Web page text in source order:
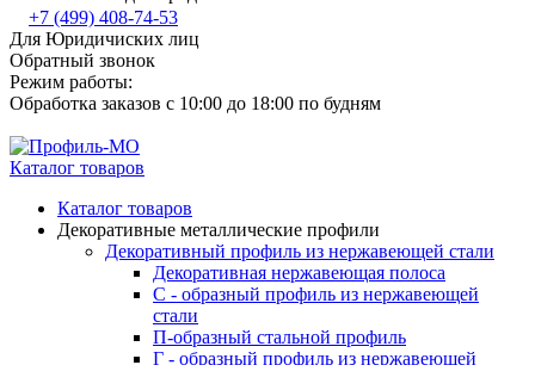
+7 (499) 408-74-53
Для Юридичиских лиц
Обратный звонок
Режим работы:
Обработка заказов с 10:00 до 18:00 по будням
Каталог товаров
Каталог товаров
Декоративные металлические профили
Декоративный профиль из нержавеющей стали
Декоративная нержавеющая полоса
С - образный профиль из нержавеющей
стали
П-образный стальной профиль
Г - образный профиль из нержавеющей